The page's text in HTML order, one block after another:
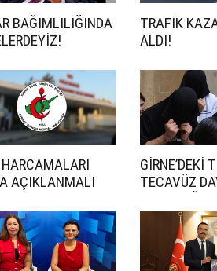
BAĞIMLILIĞINDA
TRAFİK
ALDI!
AÇIKLANMALI
GİRNE’DEKİ
TECAVÜZ